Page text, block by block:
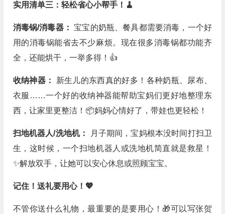
实用清单三：轻松省心小帮手！🧹
消毒锅/消毒器：宝宝的奶瓶、餐具都需要消毒，一个好
用的消毒锅能省去不少麻烦。现在很多消毒锅都功能齐
全，还能烘干，一举多得！👍
收纳神器： 新生儿的东西真的好多！各种奶瓶、尿布、
衣服……一个好的收纳神器能帮助宝妈们更好地整理东
西，让家里更整洁！📦妈妈心情好了，带娃也更轻松！
扫地机器人/洗地机：
月子期间，宝妈根本没时间打扫卫
生，这时候，一个扫地机器人或洗地机简直就是救星！
✨解放双手，让她可以安心休息或照顾宝宝。
记住！送礼要用心！💖
不管你送什么礼物，最重要的是要用心！🎁可以写张贺